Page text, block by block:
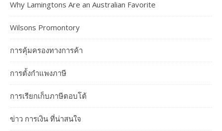
Why Lamingtons Are an Australian Favorite
Wilsons Promontory
การคุ้มครองทางการค้า
การตั้งกำแพงภาษี
การเรียกเก็บภาษีตอบโต้
ข่าว การเงิน ที่น่าสนใจ